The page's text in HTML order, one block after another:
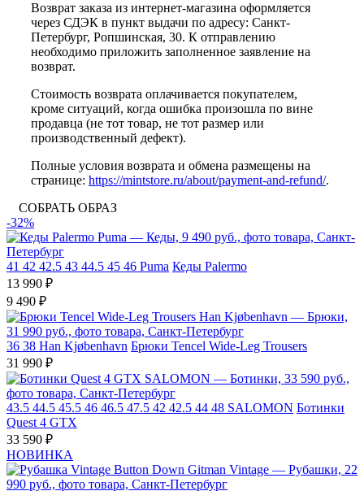
Возврат заказа из интернет-магазина оформляется
через СДЭК в пункт выдачи по адресу: Санкт-
Петербург, Ропшинская, 30. К отправлению
необходимо приложить заполненное заявление на
возврат.
Стоимость возврата оплачивается покупателем,
кроме ситуаций, когда ошибка произошла по вине
продавца (не тот товар, не тот размер или
производственный дефект).
Полные условия возврата и обмена размещены на
странице: https://mintstore.ru/about/payment-and-refund/.
СОБРАТЬ ОБРАЗ
-32%
41 42 42.5 43 44.5 45 46 Puma Кеды Palermo
13 990 ₽
9 490 ₽
36 38 Han Kjøbenhavn Брюки Tencel Wide-Leg Trousers
31 990 ₽
43.5 44.5 45.5 46 46.5 47.5 42 42.5 44 48 SALOMON Ботинки
Quest 4 GTX
33 590 ₽
НОВИНКА